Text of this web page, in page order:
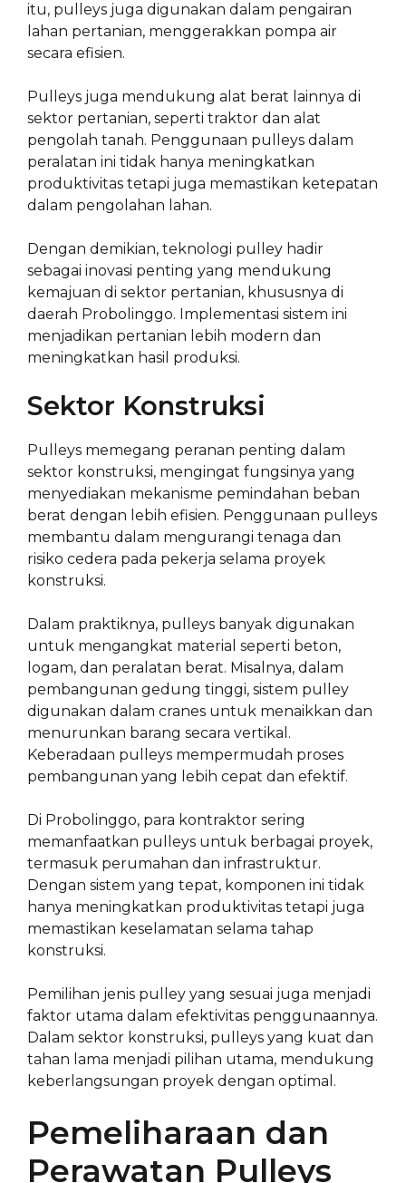
itu, pulleys juga digunakan dalam pengairan
lahan pertanian, menggerakkan pompa air
secara efisien.
Pulleys juga mendukung alat berat lainnya di
sektor pertanian, seperti traktor dan alat
pengolah tanah. Penggunaan pulleys dalam
peralatan ini tidak hanya meningkatkan
produktivitas tetapi juga memastikan ketepatan
dalam pengolahan lahan.
Dengan demikian, teknologi pulley hadir
sebagai inovasi penting yang mendukung
kemajuan di sektor pertanian, khususnya di
daerah Probolinggo. Implementasi sistem ini
menjadikan pertanian lebih modern dan
meningkatkan hasil produksi.
Sektor Konstruksi
Pulleys memegang peranan penting dalam
sektor konstruksi, mengingat fungsinya yang
menyediakan mekanisme pemindahan beban
berat dengan lebih efisien. Penggunaan pulleys
membantu dalam mengurangi tenaga dan
risiko cedera pada pekerja selama proyek
konstruksi.
Dalam praktiknya, pulleys banyak digunakan
untuk mengangkat material seperti beton,
logam, dan peralatan berat. Misalnya, dalam
pembangunan gedung tinggi, sistem pulley
digunakan dalam cranes untuk menaikkan dan
menurunkan barang secara vertikal.
Keberadaan pulleys mempermudah proses
pembangunan yang lebih cepat dan efektif.
Di Probolinggo, para kontraktor sering
memanfaatkan pulleys untuk berbagai proyek,
termasuk perumahan dan infrastruktur.
Dengan sistem yang tepat, komponen ini tidak
hanya meningkatkan produktivitas tetapi juga
memastikan keselamatan selama tahap
konstruksi.
Pemilihan jenis pulley yang sesuai juga menjadi
faktor utama dalam efektivitas penggunaannya.
Dalam sektor konstruksi, pulleys yang kuat dan
tahan lama menjadi pilihan utama, mendukung
keberlangsungan proyek dengan optimal.
Pemeliharaan dan
Perawatan Pulleys